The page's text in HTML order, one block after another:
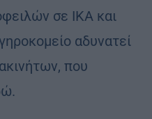
σε ΙΚΑ και
αδυνατεί
που